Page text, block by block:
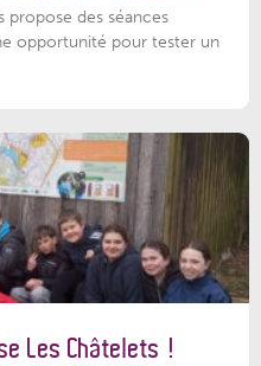
propose des séances
opportunité pour tester un
Les Châtelets !